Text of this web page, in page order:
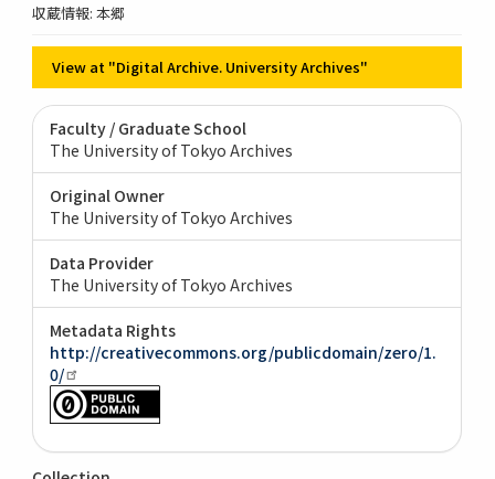
収蔵情報: 本郷
View at "Digital Archive. University Archives"
Faculty / Graduate School
The University of Tokyo Archives
Original Owner
The University of Tokyo Archives
Data Provider
The University of Tokyo Archives
Metadata Rights
http://creativecommons.org/publicdomain/zero/1.
0/